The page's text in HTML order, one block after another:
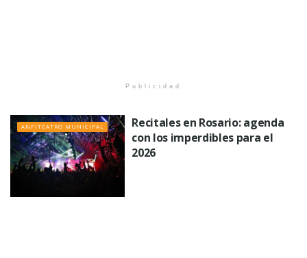
Publicidad
ANFITEATRO MUNICIPAL
Recitales en Rosario: agenda
con los imperdibles para el
2026